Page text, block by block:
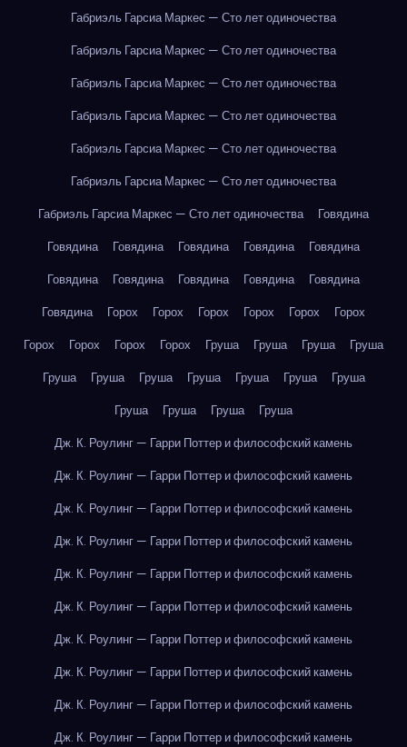
Габриэль Гарсиа Маркес — Сто лет одиночества
Габриэль Гарсиа Маркес — Сто лет одиночества
Габриэль Гарсиа Маркес — Сто лет одиночества
Габриэль Гарсиа Маркес — Сто лет одиночества
Габриэль Гарсиа Маркес — Сто лет одиночества
Габриэль Гарсиа Маркес — Сто лет одиночества
Габриэль Гарсиа Маркес — Сто лет одиночества
Говядина
Говядина
Говядина Говядина Говядина
Говядина
Говядина
Говядина Говядина Говядина
Говядина
Говядина
Горох Горох Горох Горох Горох
Горох
Горох
Горох Горох Горох Груша Груша Груша
Груша
Груша
Груша Груша Груша Груша Груша
Груша
Груша
Груша Груша
Груша
Дж. К. Роулинг — Гарри Поттер и философский камень
Дж. К. Роулинг — Гарри Поттер и философский камень
Дж. К. Роулинг — Гарри Поттер и философский камень
Дж. К. Роулинг — Гарри Поттер и философский камень
Дж. К. Роулинг — Гарри Поттер и философский камень
Дж. К. Роулинг — Гарри Поттер и философский камень
Дж. К. Роулинг — Гарри Поттер и философский камень
Дж. К. Роулинг — Гарри Поттер и философский камень
Дж. К. Роулинг — Гарри Поттер и философский камень
Дж. К. Роулинг — Гарри Поттер и философский камень